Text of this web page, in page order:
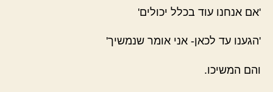
'אם אנחנו עוד בכלל יכולים'
'הגענו עד לכאן- אני אומר שנמשיך'
והם המשיכו.